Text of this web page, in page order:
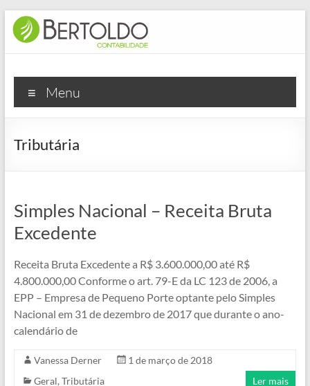
Pular
para
Bertoldo
Contabilidade
Menu
Tributária
Simples Nacional – Receita Bruta
Excedente
Receita Bruta Excedente a R$ 3.600.000,00 até R$
4.800.000,00 Conforme o art. 79-E da LC 123 de 2006, a
EPP – Empresa de Pequeno Porte optante pelo Simples
Nacional em 31 de dezembro de 2017 que durante o ano-
calendário de
Vanessa Derner
1 de março de 2018
Geral, Tributária Ler mais